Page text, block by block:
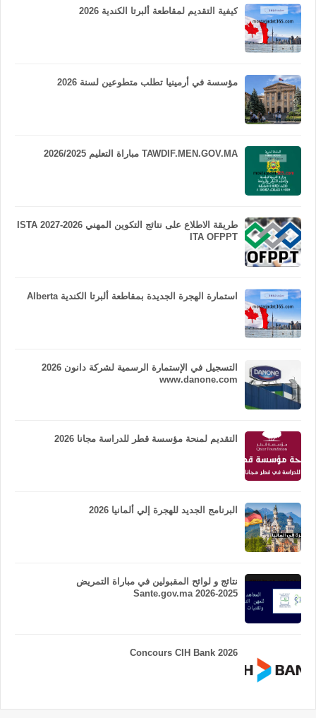
كيفية التقديم لمقاطعة ألبرتا الكندية 2026
مؤسسة في أرمينيا تطلب متطوعين لسنة 2026
TAWDIF.MEN.GOV.MA مباراة التعليم 2026/2025
طريقة الاطلاع على نتائج التكوين المهني 2026-2027 ISTA
ITA OFPPT
استمارة الهجرة الجديدة بمقاطعة ألبرتا الكندية Alberta
التسجيل في الإستمارة الرسمية لشركة دانون 2026
www.danone.com
التقديم لمنحة مؤسسة قطر للدراسة مجانا 2026
البرنامج الجديد للهجرة إلي ألمانيا 2026
نتائج و لوائح المقبولين في مباراة التمريض
Sante.gov.ma 2026-2025
Concours CIH Bank 2026